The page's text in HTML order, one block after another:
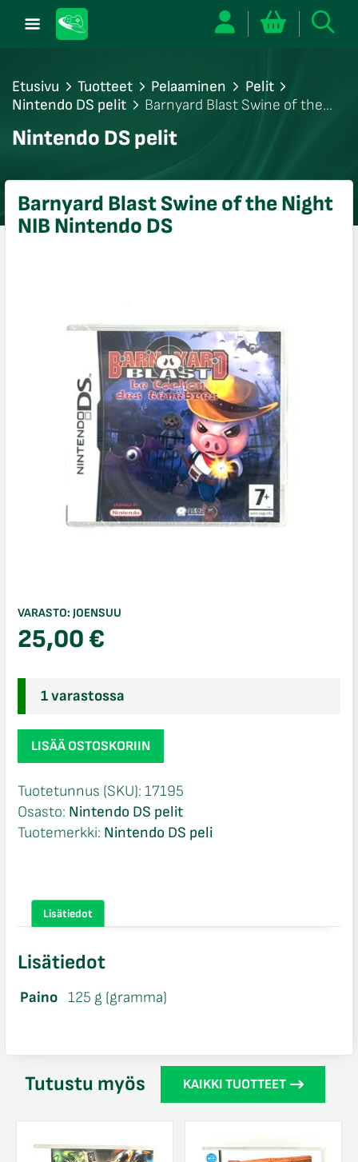
Etusivu Tuotteet Pelaaminen
Pelit
Nintendo DS pelit
Barnyard Blast Swine of the
Nintendo DS pelit
Barnyard Blast Swine of the Night
NIB Nintendo DS
VARASTO: JOENSUU
25,00€
1 varastossa
Barnyard
Blast
of
the
Night
DS
määrä
LISÄÄ OSTOSKORIIN
Tuotetunnus (SKU): 17195
Osasto: Nintendo DS pelit
Tuotemerkki: Nintendo DS peli
Lisätiedot
Lisätiedot
Paino 125 g (gramma)
Tutustu myös KAIKKI TUOTTEET
sulje
sulje